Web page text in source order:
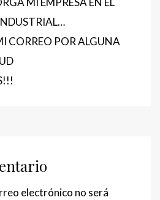
CORREO POR ALGUNA
electrónico no será